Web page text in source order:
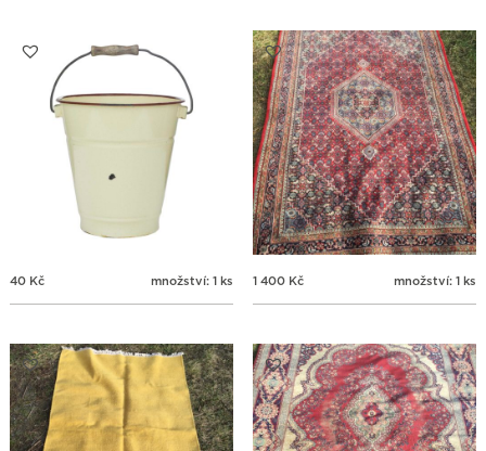
40 Kč množství: 1 ks 1 400 Kč množství: 1 ks